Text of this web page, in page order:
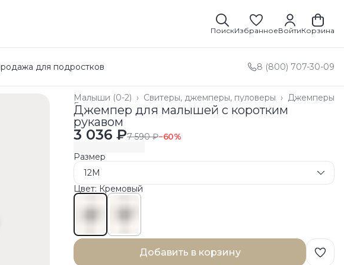
ПоискИзбранноеВойтиКорзина
для подростков 8 (800) 707-30-09
Джемперы
Свитеры, джемперы, пуловеры ›
Малыши (0-2) ›
Главная ›
Джемпер для малышей с коротким
рукавом
3 036 ₽7 590 ₽−60%
Размер
12M
Цвет: Кремовый
Добавить в корзину